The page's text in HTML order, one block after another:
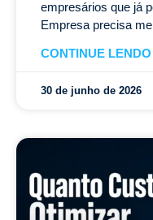
empresários que já
Empresa precisa
CONTINUE
30 de junho de 2026